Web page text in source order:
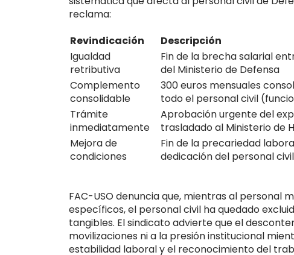
reclama:
Revindicación
Descripción
Igualdad
retributiva
Fin de la brecha salarial
del Ministerio de Defensa
Complemento
consolidable
300 euros mensuales
todo el personal civil
Trámite
inmediatamente
Aprobación urgente del
trasladado al Ministerio de
Mejora de
condiciones
Fin de la precariedad
dedicación del personal civil
FAC-USO denuncia que, mientras al personal
específicos, el personal civil ha quedado
tangibles. El sindicato advierte que el
movilizaciones ni a la presión institucional
estabilidad laboral y el reconocimiento del